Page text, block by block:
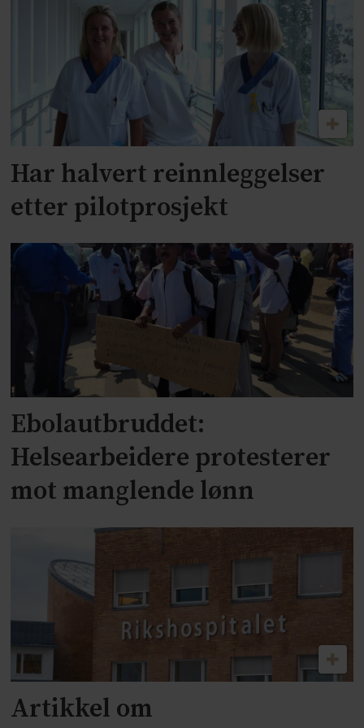
Har halvert reinnleggelser
etter pilotprosjekt
Ebolautbruddet:
Helsearbeidere protesterer
mot manglende lønn
Artikkel om